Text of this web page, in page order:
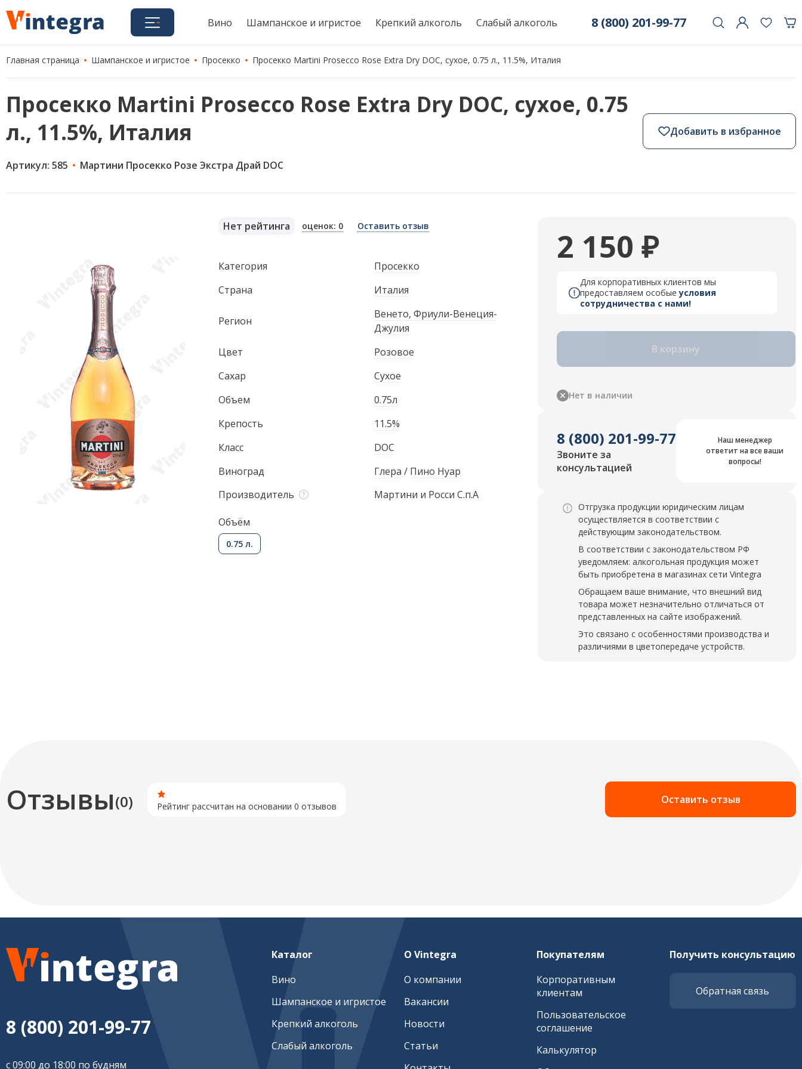
Вино Шампанское и игристое Крепкий алкоголь Слабый алкоголь 8 (800) 201-99-77
Главная страница Шампанское и игристое Просекко Просекко Martini Prosecco Rose Extra Dry DOC, сухое, 0.75 л., 11.5%, Италия
Просекко Martini Prosecco Rose Extra Dry DOC, сухое, 0.75
л., 11.5%, Италия
Артикул: 585 Мартини Просекко Розе Экстра Драй DOC
Добавить в избранное
Нет рейтинга оценок: 0 Оставить отзыв
Категория
Просекко
Страна
Италия
Регион
Венето, Фриули-Венеция-
Джулия
Цвет
Розовое
Сахар
Сухое
Объем
0.75л
Крепость
11.5%
Класс
DOC
Виноград
Глера / Пино Нуар
Производитель
Мартини и Росси С.п.А
Объём
0.75 л.
2 150 ₽
Для корпоративных клиентов мы
предоставляем особыеусловия
сотрудничества с нами!
В корзину
Нет в наличии
8 (800) 201-99-77
Звоните за
консультацией
Наш менеджер
ответит на все ваши
вопросы!
Отгрузка продукции юридическим лицам
осуществляется в соответствии с
действующим законодательством.
В соответствии с законодательством РФ
уведомляем: алкогольная продукция может
быть приобретена в магазинах сети Vintegra
Обращаем ваше внимание, что внешний вид
товара может незначительно отличаться от
представленных на сайте изображений.
Это связано с особенностями производства и
различиями в цветопередаче устройств.
Отзывы(0) Рейтинг рассчитан на основании 0 отзывов Оставить отзыв
8 (800) 201-99-77
с 09:00 до 18:00 по будням
Каталог
Вино
Шампанское и игристое
Крепкий алкоголь
Слабый алкоголь
О Vintegra
О компании
Вакансии
Новости
Статьи
Покупателям
Корпоративным
клиентам
Пользовательское
соглашение
Калькулятор
Получить консультацию
Обратная связь